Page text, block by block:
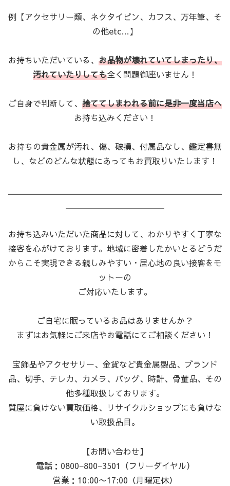
例【アクセサリー類、ネクタイピン、カフス、万年筆、そ
の他etc…】
お持ちいただいている、 お品物が壊れていてしまったり、
汚れていたりしても全く問題御座いません！
ご自身で判断して、 捨ててしまわれる前に是非一度当店へ
お持ち込みください！
お持ちの貴金属が汚れ、傷、破損、付属品なし、鑑定書無
し、などのどんな状態にあってもお買取りいたします！
お持ち込みいただいた商品に対して、わかりやすく丁寧な
接客を心がけております。地域に密着したかいとるどうだ
からこそ実現できる親しみやすい・居心地の良い接客をモ
ットーの
ご対応いたします。
ご自宅に眠っているお品はありませんか？
まずはお気軽にご来店やお電話にてご相談ください！
宝飾品やアクセサリー、金貨など貴金属製品、ブランド
品、切手、テレカ、カメラ、バッグ、時計、骨董品、その
他多種取扱しております。
質屋に負けない買取価格、リサイクルショップにも負けな
い取扱品目。
【お問い合わせ】
電話：0800−800−3501（フリーダイヤル）
営業：10:00〜17:00（月曜定休）